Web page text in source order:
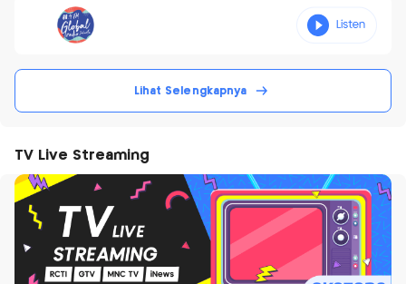
Lihat Selengkapnya
TV Live Streaming